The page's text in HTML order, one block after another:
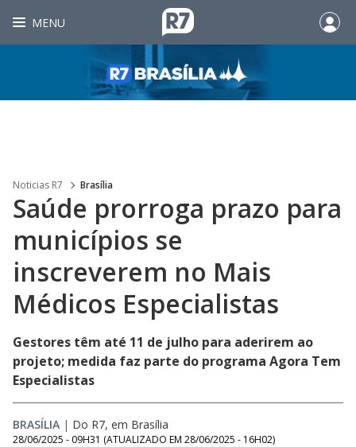
MENU
Noticias R7 Brasília
Saúde prorroga prazo para
municípios se
inscreverem no Mais
Médicos Especialistas
Gestores têm até 11 de julho para aderirem ao
projeto; medida faz parte do programa Agora Tem
Especialistas
BRASÍLIA | Do R7, em Brasília
28/06/2025 - 09H31 (ATUALIZADO EM 28/06/2025 - 16H02)